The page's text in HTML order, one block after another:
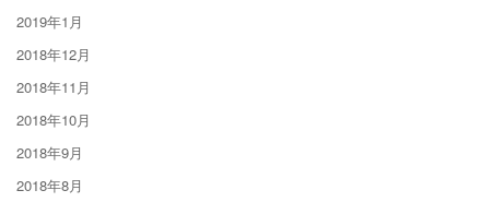
2019年1月
2018年12月
2018年11月
2018年10月
2018年9月
2018年8月